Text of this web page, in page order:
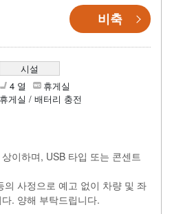
비축
시설
4 열
휴게실
휴게실 / 배터리 충전
이하며, USB 타입 또는 콘센트
의 사정으로 예고 없이 차량 및 좌
. 양해 부탁드립니다.